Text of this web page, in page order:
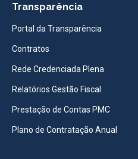
Transparência
Portal da Transparência
Contratos
Rede Credenciada Plena
Relatórios Gestão Fiscal
Prestação de Contas PMC
Plano de Contratação Anual